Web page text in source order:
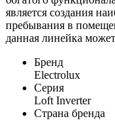
является создания
пребывания в
данная линейка
Бренд
Electrolux
Серия
Loft Inverter
Страна бренда